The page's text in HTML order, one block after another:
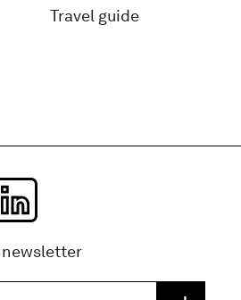
Travel guide